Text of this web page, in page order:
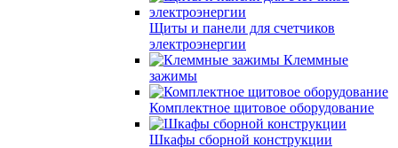
Щиты и панели для счетчиков
электроэнергии
Клеммные
зажимы
Комплектное щитовое оборудование
Шкафы сборной конструкции